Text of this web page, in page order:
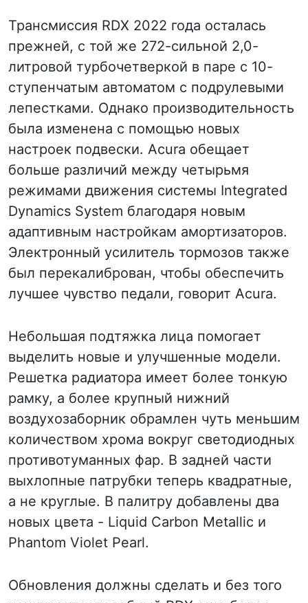
Трансмиссия RDX 2022 года осталась
прежней, с той же 272-сильной 2,0-
литровой турбочетверкой в паре с 10-
ступенчатым автоматом с подрулевыми
лепестками. Однако производительность
была изменена с помощью новых
настроек подвески. Acura обещает
больше различий между четырьмя
режимами движения системы Integrated
Dynamics System благодаря новым
адаптивным настройкам амортизаторов.
Электронный усилитель тормозов также
был перекалиброван, чтобы обеспечить
лучшее чувство педали, говорит Acura.
Небольшая подтяжка лица помогает
выделить новые и улучшенные модели.
Решетка радиатора имеет более тонкую
рамку, а более крупный нижний
воздухозаборник обрамлен чуть меньшим
количеством хрома вокруг светодиодных
противотуманных фар. В задней части
выхлопные патрубки теперь квадратные,
а не круглые. В палитру добавлены два
новых цвета - Liquid Carbon Metallic и
Phantom Violet Pearl.
Обновления должны сделать и без того